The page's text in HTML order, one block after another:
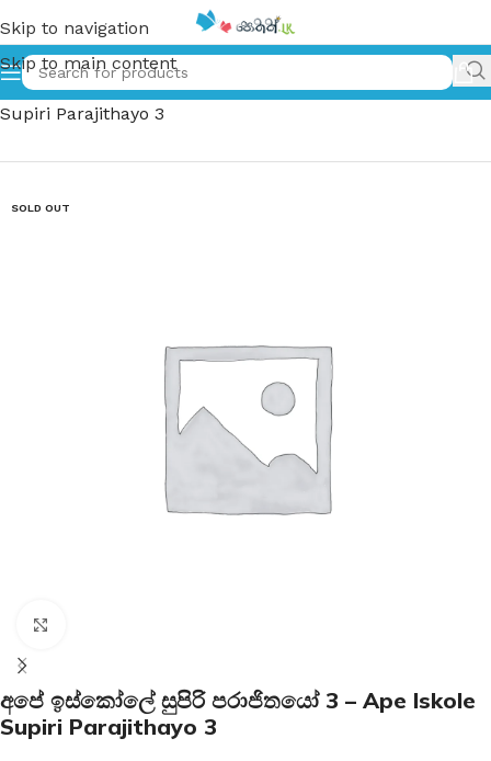
Skip to navigation
Skip to main content
Home»අපේ ඉස්කෝලේ සුපිරි පරාජිතයෝ 3 – Ape Iskole
Supiri Parajithayo 3
SOLD OUT
අපේ ඉස්කෝලේ සුපිරි පරාජිතයෝ 3 – Ape Iskole
Supiri Parajithayo 3